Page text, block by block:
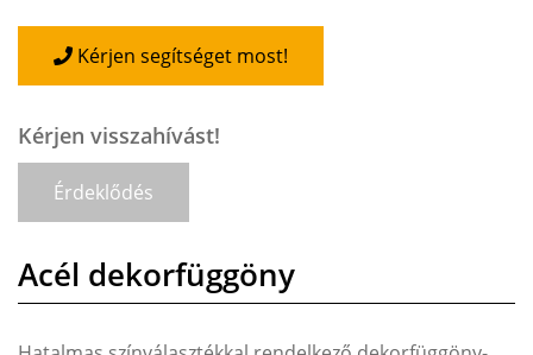
Kérjen segítséget most!
Kérjen visszahívást!
Érdeklődés
Acél dekorfüggöny